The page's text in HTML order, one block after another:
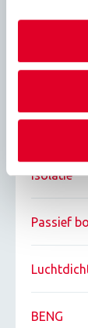
Isolatie
Passief
BENG